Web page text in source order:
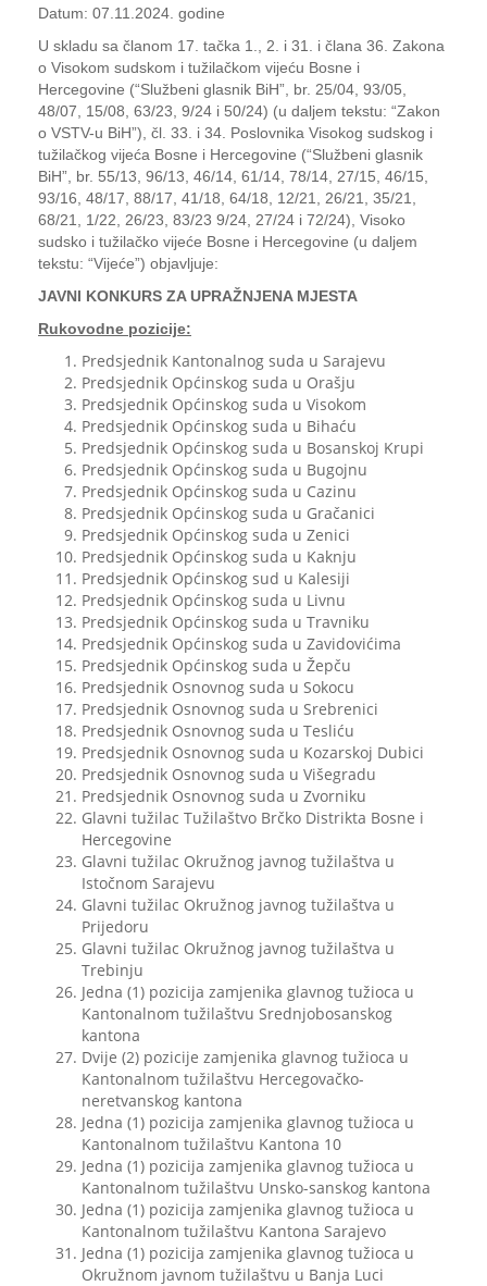
Datum: 07.11.2024. godine
U skladu sa članom 17. tačka 1., 2. i 31. i člana 36. Zakona
o Visokom sudskom i tužilačkom vijeću Bosne i
Hercegovine (“Službeni glasnik BiH”, br. 25/04, 93/05,
48/07, 15/08, 63/23, 9/24 i 50/24) (u daljem tekstu: “Zakon
o VSTV-u BiH”), čl. 33. i 34. Poslovnika Visokog sudskog i
tužilačkog vijeća Bosne i Hercegovine (“Službeni glasnik
BiH”, br. 55/13, 96/13, 46/14, 61/14, 78/14, 27/15, 46/15,
93/16, 48/17, 88/17, 41/18, 64/18, 12/21, 26/21, 35/21,
68/21, 1/22, 26/23, 83/23 9/24, 27/24 i 72/24), Visoko
sudsko i tužilačko vijeće Bosne i Hercegovine (u daljem
tekstu: “Vijeće”) objavljuje:
JAVNI KONKURS ZA UPRAŽNJENA MJESTA
Rukovodne pozicije:
Predsjednik Kantonalnog suda u Sarajevu
Predsjednik Općinskog suda u Orašju
Predsjednik Općinskog suda u Visokom
Predsjednik Općinskog suda u Bihaću
Predsjednik Općinskog suda u Bosanskoj Krupi
Predsjednik Općinskog suda u Bugojnu
Predsjednik Općinskog suda u Cazinu
Predsjednik Općinskog suda u Gračanici
Predsjednik Općinskog suda u Zenici
Predsjednik Općinskog suda u Kaknju
Predsjednik Općinskog sud u Kalesiji
Predsjednik Općinskog suda u Livnu
Predsjednik Općinskog suda u Travniku
Predsjednik Općinskog suda u Zavidovićima
Predsjednik Općinskog suda u Žepču
Predsjednik Osnovnog suda u Sokocu
Predsjednik Osnovnog suda u Srebrenici
Predsjednik Osnovnog suda u Tesliću
Predsjednik Osnovnog suda u Kozarskoj Dubici
Predsjednik Osnovnog suda u Višegradu
Predsjednik Osnovnog suda u Zvorniku
Glavni tužilac Tužilaštvo Brčko Distrikta Bosne i
Hercegovine
Glavni tužilac Okružnog javnog tužilaštva u
Istočnom Sarajevu
Glavni tužilac Okružnog javnog tužilaštva u
Prijedoru
Glavni tužilac Okružnog javnog tužilaštva u
Trebinju
Jedna (1) pozicija zamjenika glavnog tužioca u
Kantonalnom tužilaštvu Srednjobosanskog
kantona
Dvije (2) pozicije zamjenika glavnog tužioca u
Kantonalnom tužilaštvu Hercegovačko-
neretvanskog kantona
Jedna (1) pozicija zamjenika glavnog tužioca u
Kantonalnom tužilaštvu Kantona 10
Jedna (1) pozicija zamjenika glavnog tužioca u
Kantonalnom tužilaštvu Unsko-sanskog kantona
Jedna (1) pozicija zamjenika glavnog tužioca u
Kantonalnom tužilaštvu Kantona Sarajevo
Jedna (1) pozicija zamjenika glavnog tužioca u
Okružnom javnom tužilaštvu u Banja Luci